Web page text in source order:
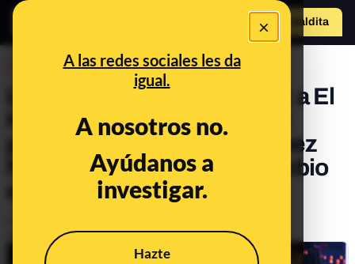
×
A las redes sociales les da
igual.
A nosotros no.
Ayúdanos a
investigar.
Hazte
Hazte Maldito
La visita de Pedro Sánchez a El
Hormiguero y el público: el
programa niega que Sánchez
haya solicitado ningún cambio
en el público
Actualizado elJun 27, 2023, 9:45:00 AM